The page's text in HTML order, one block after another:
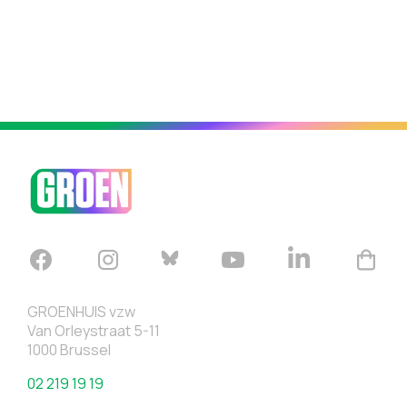
GROENHUIS vzw
Van Orleystraat 5-11
1000 Brussel
02 219 19 19